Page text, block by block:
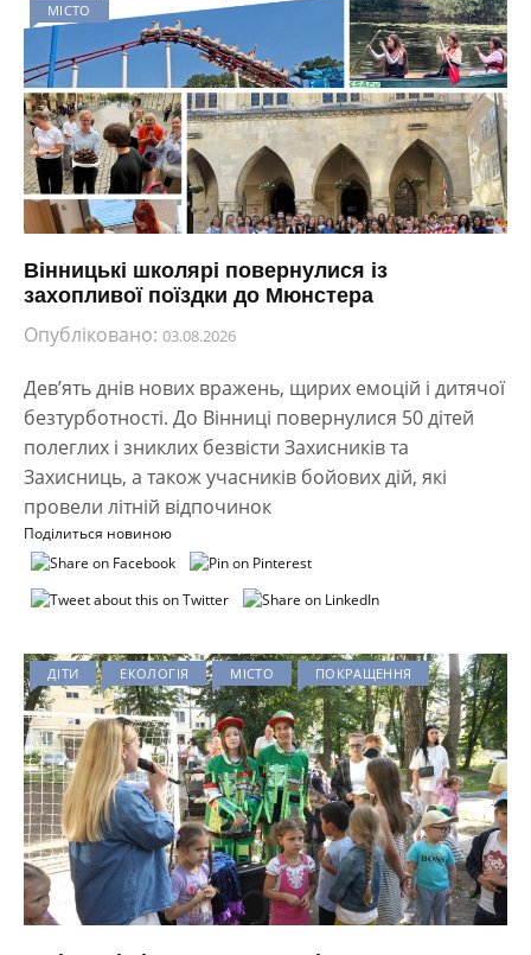
МІСТО
Вінницькі школярі повернулися із
захопливої поїздки до Мюнстера
Опубліковано: 03.08.2026
Дев’ять днів нових вражень, щирих емоцій і дитячої
безтурботності. До Вінниці повернулися 50 дітей
полеглих і зниклих безвісти Захисників та
Захисниць, а також учасників бойових дій, які
провели літній відпочинок
Поділиться новиною
ДІТИ ЕКОЛОГІЯ МІСТО ПОКРАЩЕННЯ